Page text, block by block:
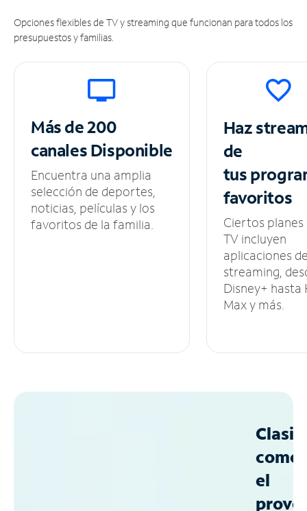
Opciones flexibles de TV y streaming que funcionan para todos los
presupuestos y familias.
Más de 200
canalesDisponible
Encuentra una amplia
selección de deportes,
noticias, películas y los
favoritos de la familia.
Haz
de
tus
favoritos
Ciertos planes
TV incluyen
aplicaciones
streaming,
Disney+ hasta
Max y más.
como
el